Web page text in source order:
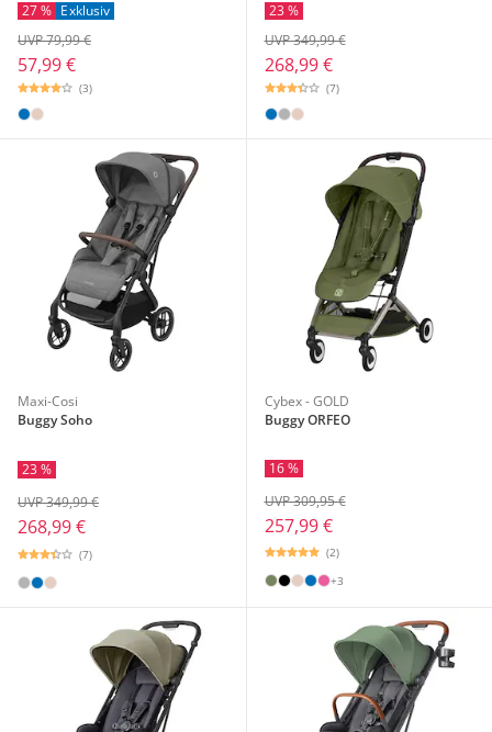
27 % Exklusiv
57,99 €
UVP 79,99 €
(3)
23 %
268,99 €
UVP 349,99 €
(7)
Maxi-Cosi
Buggy Soho
23 %
268,99 €
UVP 349,99 €
(7)
Cybex - GOLD
Buggy ORFEO
16 %
257,99 €
UVP 309,95 €
(2)
+3